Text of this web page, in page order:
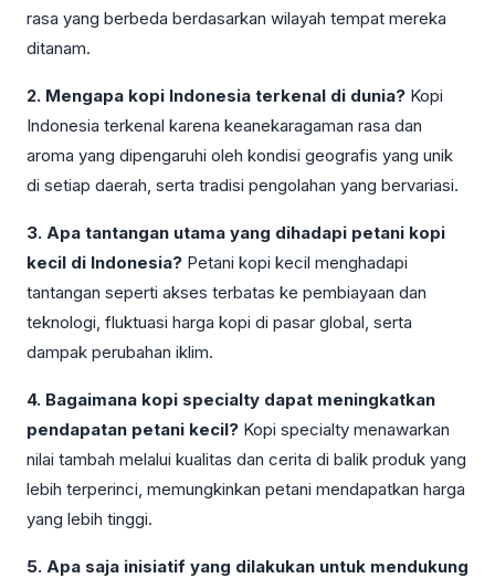
rasa yang berbeda berdasarkan wilayah tempat mereka
ditanam.
2. Mengapa kopi Indonesia terkenal di dunia? Kopi
Indonesia terkenal karena keanekaragaman rasa dan
aroma yang dipengaruhi oleh kondisi geografis yang unik
di setiap daerah, serta tradisi pengolahan yang bervariasi.
3. Apa tantangan utama yang dihadapi petani kopi
kecil di Indonesia? Petani kopi kecil menghadapi
tantangan seperti akses terbatas ke pembiayaan dan
teknologi, fluktuasi harga kopi di pasar global, serta
dampak perubahan iklim.
4. Bagaimana kopi specialty dapat meningkatkan
pendapatan petani kecil? Kopi specialty menawarkan
nilai tambah melalui kualitas dan cerita di balik produk yang
lebih terperinci, memungkinkan petani mendapatkan harga
yang lebih tinggi.
5. Apa saja inisiatif yang dilakukan untuk mendukung